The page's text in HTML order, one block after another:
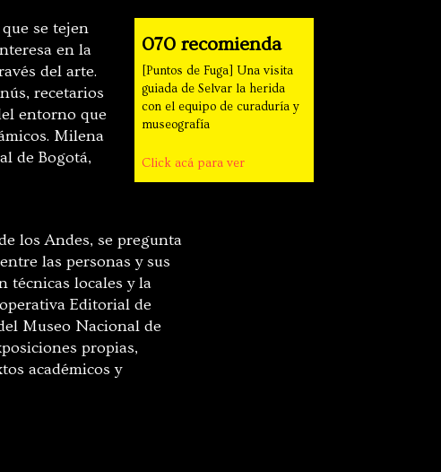
070 recomienda
[Puntos de Fuga] Una visita
guiada de Selvar la herida
con el equipo de curaduría y
museografía
Click acá para ver
se tejen
en la
del arte.
recetarios
entorno que
Milena
de Bogotá,
los Andes, se pregunta
las personas y sus
técnicas locales y la
Editorial de
Museo Nacional de
propias,
académicos y